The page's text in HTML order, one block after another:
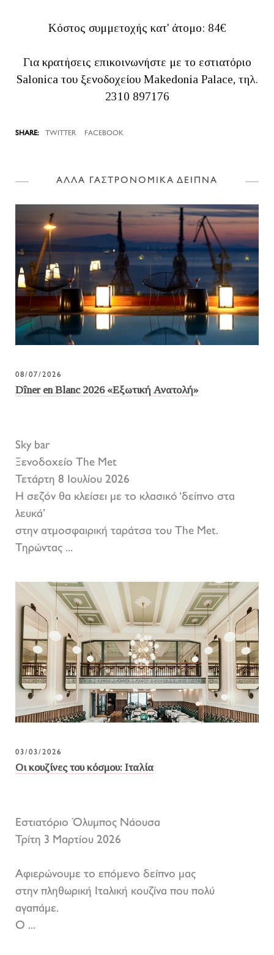
Κόστος συμμετοχής κατ' άτομο: 84€
Για κρατήσεις επικοινωνήστε με το εστιατόριο
Salonica του ξενοδοχείου Makedonia Palace, τηλ.
2310 897176
TWITTER FACEBOOK
ΑΛΛΑ ΓΑΣΤΡΟΝΟΜΙΚΑ ΔΕΙΠΝΑ
08/07/2026
Dîner en Blanc 2026 «Εξωτική Ανατολή»
Sky bar
Ξενοδοχείο The Met
Τετάρτη 8 Ιουλίου 2026
Η σεζόν θα κλείσει με το κλασικό ‘δείπνο στα
λευκά’
στην ατμοσφαιρική ταράτσα του The Met.
Τηρώντας ...
03/03/2026
Οι κουζίνες του κόσμου: Ιταλία
Εστιατόριο Όλυμπος Νάουσα
Τρίτη 3 Μαρτίου 2026
Αφιερώνουμε το επόμενο δείπνο μας
στην πληθωρική Ιταλική κουζίνα που πολύ
αγαπάμε.
Ο ...